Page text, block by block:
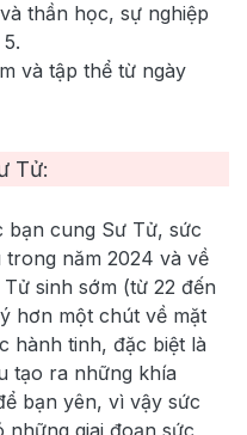
thần học, sự nghiệp
và tập thể từ ngày
Tử:
bạn cung Sư Tử, sức
trong năm 2024 và về
sinh sớm (từ 22 đến
hơn một chút về mặt
hành tinh, đặc biệt là
tạo ra những khía
bạn yên, vì vậy sức
những giai đoạn sức